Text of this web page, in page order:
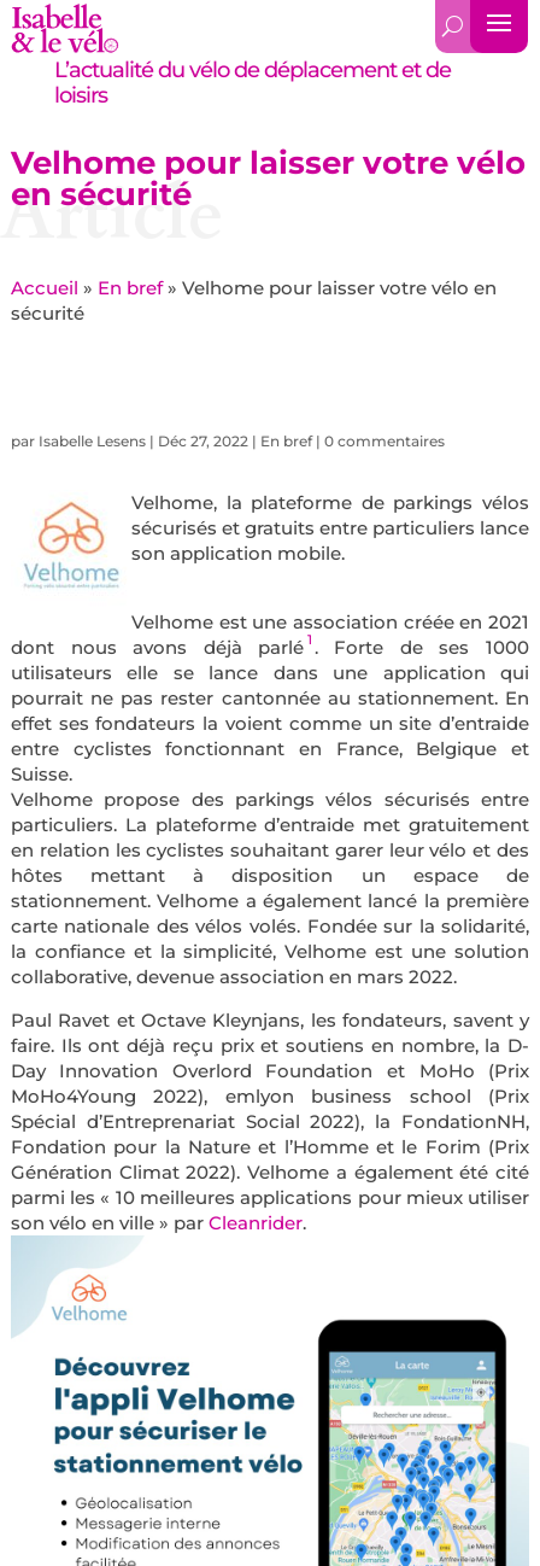
L’actualité du vélo de déplacement et de
loisirs
Velhome pour laisser votre vélo
en sécurité
Article
Accueil » En bref» Velhome pour laisser votre vélo en
sécurité
par Isabelle Lesens| Déc 27, 2022| En bref| 0 commentaires
Velhome, la plateforme de parkings vélos
sécurisés et gratuits entre particuliers lance
son application mobile.
Velhome est une association créée en 2021
dont nous avons déjà parlé 1 . Forte de ses 1000
utilisateurs elle se lance dans une application qui
pourrait ne pas rester cantonnée au stationnement. En
effet ses fondateurs la voient comme un site d’entraide
entre cyclistes fonctionnant en France, Belgique et
Suisse.
Velhome propose des parkings vélos sécurisés entre
particuliers. La plateforme d’entraide met gratuitement
en relation les cyclistes souhaitant garer leur vélo et des
hôtes mettant à disposition un espace de
stationnement. Velhome a également lancé la première
carte nationale des vélos volés. Fondée sur la solidarité,
la confiance et la simplicité, Velhome est une solution
collaborative, devenue association en mars 2022.
Paul Ravet et Octave Kleynjans, les fondateurs, savent y
faire. Ils ont déjà reçu prix et soutiens en nombre, la D-
Day Innovation Overlord Foundation et MoHo (Prix
MoHo4Young 2022), emlyon business school (Prix
Spécial d’Entreprenariat Social 2022), la FondationNH,
Fondation pour la Nature et l’Homme et le Forim (Prix
Génération Climat 2022). Velhome a également été cité
parmi les « 10 meilleures applications pour mieux utiliser
son vélo en ville » par Cleanrider.